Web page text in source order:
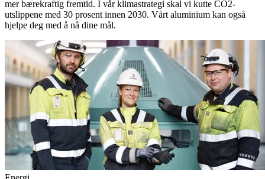
mer bærekraftig fremtid. I vår klimastrategi skal vi kutte CO2-
utslippene med 30 prosent innen 2030. Vårt aluminium kan også
hjelpe deg med å nå dine mål.